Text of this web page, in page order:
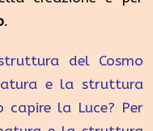
.
del Cosmo
e la struttura
capire la Luce? Per